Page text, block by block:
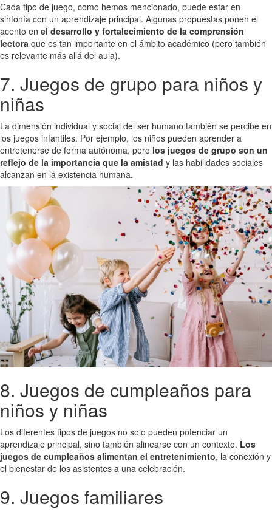
Cada tipo de juego, como hemos mencionado, puede estar en
sintonía con un aprendizaje principal. Algunas propuestas ponen el
acento en el desarrollo y fortalecimiento de la comprensión
lectora que es tan importante en el ámbito académico (pero también
es relevante más allá del aula).
7. Juegos de grupo para niños y
niñas
La dimensión individual y social del ser humano también se percibe en
los juegos infantiles. Por ejemplo, los niños pueden aprender a
entretenerse de forma autónoma, pero los juegos de grupo son un
reflejo de la importancia que la amistad y las habilidades sociales
alcanzan en la existencia humana.
8. Juegos de cumpleaños para
niños y niñas
Los diferentes tipos de juegos no solo pueden potenciar un
aprendizaje principal, sino también alinearse con un contexto. Los
juegos de cumpleaños alimentan el entretenimiento, la conexión y
el bienestar de los asistentes a una celebración.
9. Juegos familiares